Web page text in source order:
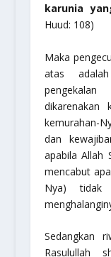
karunia
Huud: 108)
Maka
atas
dikarenakan
kemurahan-
dan
apabila Allah
mencabut
Nya) tidak
Sedangkan
Rasulullah